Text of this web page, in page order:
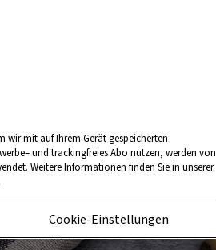
wir mit auf Ihrem Gerät gespeicherten
und trackingfreies Abo nutzen, werden von
Weitere Informationen finden Sie in unserer
Cookie-Einstellungen